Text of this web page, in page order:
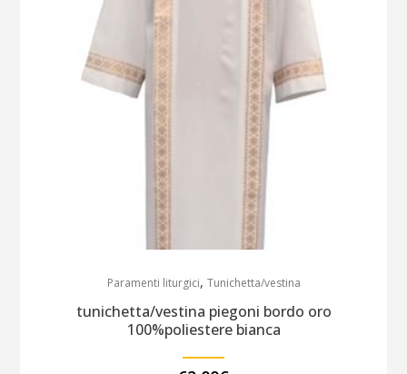
Paramenti liturgici, Tunichetta/vestina
tunichetta/vestina piegoni bordo oro
100%poliestere bianca